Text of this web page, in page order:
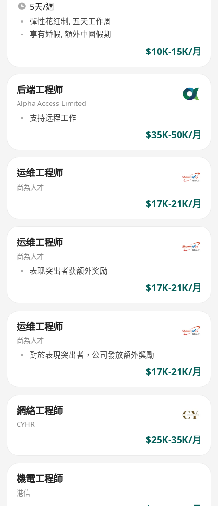
5天/週
彈性花紅制, 五天工作周
享有婚假, 額外中國假期
$10K-15K/月
后端工程师
Alpha Access Limited
支持远程工作
$35K-50K/月
运维工程师
尚為人才
$17K-21K/月
运维工程师
尚為人才
表现突出者获额外奖励
$17K-21K/月
运维工程师
尚為人才
對於表現突出者，公司發放額外獎勵
$17K-21K/月
網絡工程師
CYHR
$25K-35K/月
機電工程師
港信